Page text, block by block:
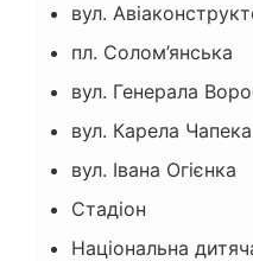
вул.
пл. Солом’янська
вул. Генерала
вул. Карела Чапека
вул. Івана Огієнка
Стадіон
Національна